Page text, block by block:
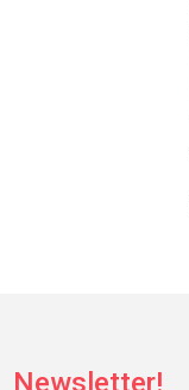
Newsletter!